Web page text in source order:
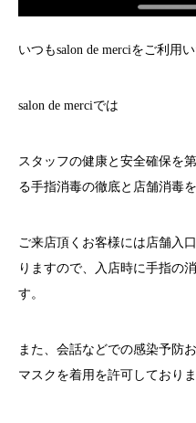
いつもsalon de merciをご利用
salon de merciでは
スタッフの健康と安全確保を
る手指消毒の徹底と店舗消毒
ご来店頂くお客様には店舗入
りますので、入店時に手指の
す。
また、会話などでの感染予防
マスクを着用を許可しており